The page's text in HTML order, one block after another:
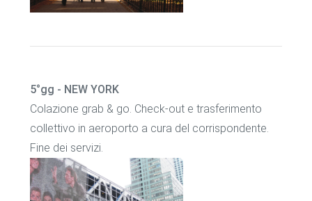
5°gg - NEW YORK
Colazione grab & go. Check-out e trasferimento
collettivo in aeroporto a cura del corrispondente.
Fine dei servizi.